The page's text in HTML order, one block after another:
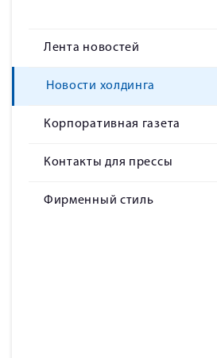
Лента новостей
Новости холдинга
Корпоративная газета
Контакты для прессы
Фирменный стиль